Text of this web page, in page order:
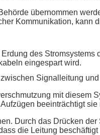
übernommen
Kommunikation, kann
des
eingespart wird.
Signalleitung
mit diesem
beeinträchtigt
Durch das Drücken
die Leitung